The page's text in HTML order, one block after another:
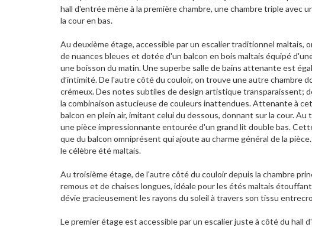
hall d'entrée mène à la première chambre, une chambre triple avec
la cour en bas.
Au deuxième étage, accessible par un escalier traditionnel
de nuances bleues et dotée d'un balcon en bois maltais équipé
une boisson du matin. Une superbe salle de bains attenante est
d’intimité. De l'autre côté du couloir, on trouve une autre chambre
crémeux. Des notes subtiles de design artistique transparaissent;
la combinaison astucieuse de couleurs inattendues. Attenante à
balcon en plein air, imitant celui du dessous, donnant sur la cour.
une pièce impressionnante entourée d'un grand lit double bas.
que du balcon omniprésent qui ajoute au charme général de la
le célèbre été maltais.
Au troisième étage, de l'autre côté du couloir depuis la chambre
remous et de chaises longues, idéale pour les étés maltais
dévie gracieusement les rayons du soleil à travers son tissu
Le premier étage est accessible par un escalier juste à côté du